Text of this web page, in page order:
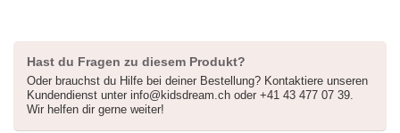
Hast du Fragen zu diesem Produkt?
Oder brauchst du Hilfe bei deiner Bestellung? Kontaktiere unseren
Kundendienst unter info@kidsdream.ch oder +41 43 477 07 39.
Wir helfen dir gerne weiter!